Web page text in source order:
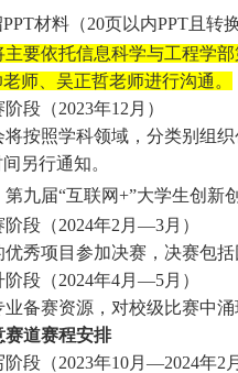
材料（20页以内PPT且转
主要依托信息科学与工程学部
师、吴正哲老师进行沟通。
段（2023年12月）
将按照学科领域，分类别组
另行通知。
第九届“互联网+”大学生创新
段（2024年2月—3月）
优秀项目参加决赛，决赛包
段（2024年4月—5月）
业备赛资源，对校级比赛中
赛道赛程安排
段（2023年10月—2024年2月